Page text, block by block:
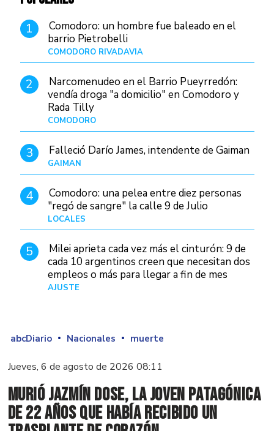
1
Comodoro: un hombre fue baleado en el
barrio Pietrobelli
COMODORO RIVADAVIA
2
Narcomenudeo en el Barrio Pueyrredón:
vendía droga "a domicilio" en Comodoro y
Rada Tilly
COMODORO
3 Falleció Darío James, intendente de Gaiman
GAIMAN
4
Comodoro: una pelea entre diez personas
"regó de sangre" la calle 9 de Julio
LOCALES
5
Milei aprieta cada vez más el cinturón: 9 de
cada 10 argentinos creen que necesitan dos
empleos o más para llegar a fin de mes
AJUSTE
abcDiario Nacionales muerte
Jueves, 6 de agosto de 2026 08:11
Murió Jazmín Dose, la joven patagónica
de 22 años que había recibido un